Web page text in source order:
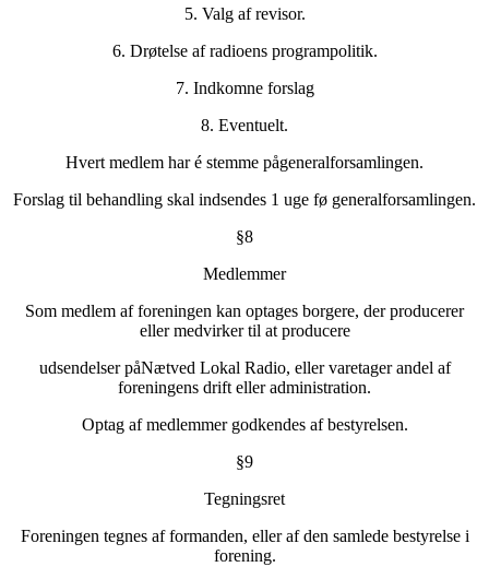
5. Valg af revisor.
6. Drøtelse af radioens programpolitik.
7. Indkomne forslag
8. Eventuelt.
Hvert medlem har é stemme pågeneralforsamlingen.
Forslag til behandling skal indsendes 1 uge fø generalforsamlingen.
§8
Medlemmer
Som medlem af foreningen kan optages borgere, der producerer
eller medvirker til at producere
udsendelser påNætved Lokal Radio, eller varetager andel af
foreningens drift eller administration.
Optag af medlemmer godkendes af bestyrelsen.
§9
Tegningsret
Foreningen tegnes af formanden, eller af den samlede bestyrelse i
forening.